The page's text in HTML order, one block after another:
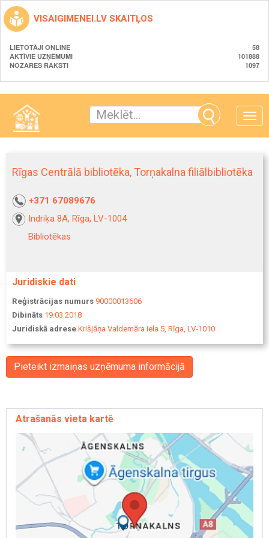
VISAIGIMENEI.LV SKAITĻOS
LIETOTĀJI ONLINE
58
AKTĪVIE UZŅĒMUMI
101888
NOZARES RAKSTI
1097
Toggle
Rīgas Centrālā bibliotēka, Torņakalna filiālbibliotēka
+371 67089676
Indriķa 8A, Rīga, LV-1004
Bibliotēkas
Juridiskie dati
Reģistrācijas numurs 90000013606
Dibināts 19.03.2018
Juridiskā adrese Krišjāņa Valdemāra iela 5, Rīga, LV-1010
Pieteikt izmaiņas uzņēmuma informācijā
Atrašanās vieta kartē